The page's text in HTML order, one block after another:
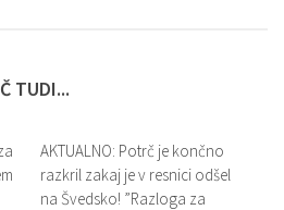
TUDI...
AKTUALNO: Potrč je končno
razkril zakaj je v resnici odšel
na Švedsko! ”Razloga za